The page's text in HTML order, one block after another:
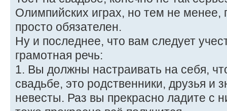
Олимпийских играх, но тем не менее,
просто обязателен.
Ну и последнее, что вам следует
грамотная речь:
1. Вы должны настраивать на себя,
свадьбе, это родственники, друзья и
невесты. Раз вы прекрасно ладите с